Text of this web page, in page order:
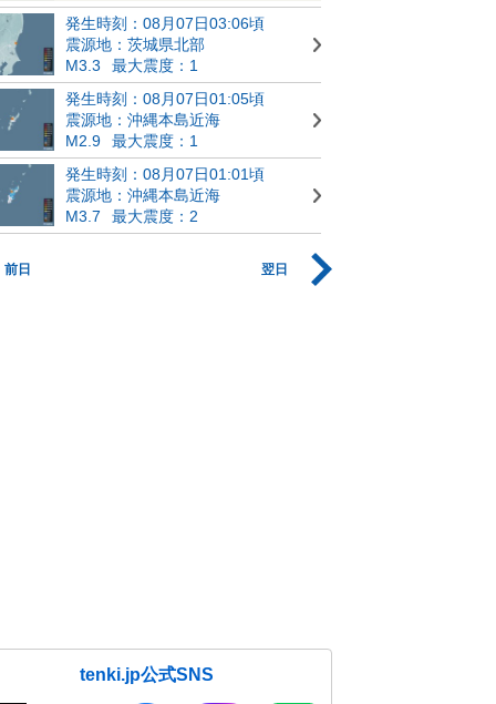
発生時刻：08月07日03:06頃
震源地：茨城県北部
M3.3
最大震度：1
発生時刻：08月07日01:05頃
震源地：沖縄本島近海
M2.9
最大震度：1
発生時刻：08月07日01:01頃
震源地：沖縄本島近海
M3.7
最大震度：2
前日 翌日
tenki.jp公式SNS